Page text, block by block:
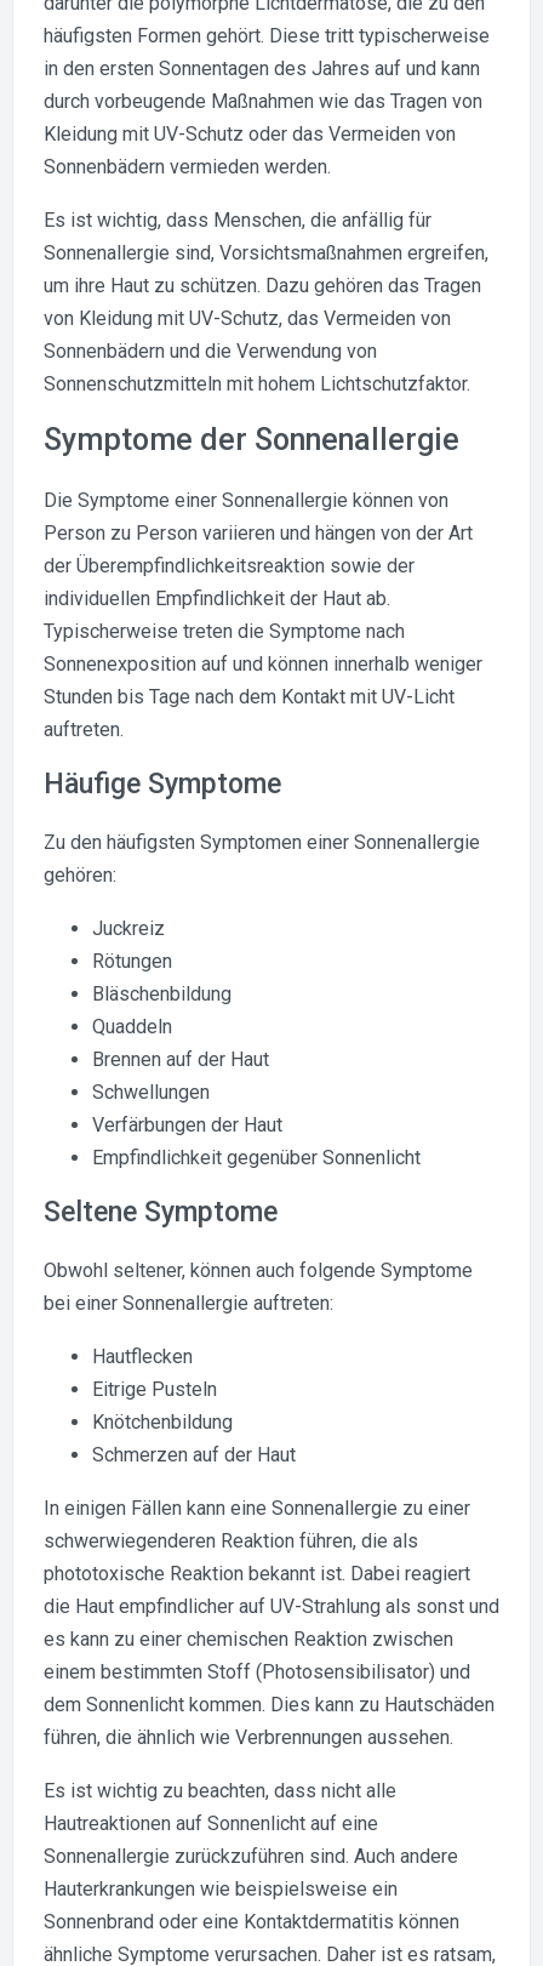
häufigsten Formen gehört. Diese tritt typischerweise
in den ersten Sonnentagen des Jahres auf und kann
durch vorbeugende Maßnahmen wie das Tragen von
Kleidung mit UV-Schutz oder das Vermeiden von
Sonnenbädern vermieden werden.
Es ist wichtig, dass Menschen, die anfällig für
Sonnenallergie sind, Vorsichtsmaßnahmen ergreifen,
um ihre Haut zu schützen. Dazu gehören das Tragen
von Kleidung mit UV-Schutz, das Vermeiden von
Sonnenbädern und die Verwendung von
Sonnenschutzmitteln mit hohem Lichtschutzfaktor.
Symptome der Sonnenallergie
Die Symptome einer Sonnenallergie können von
Person zu Person variieren und hängen von der Art
der Überempfindlichkeitsreaktion sowie der
individuellen Empfindlichkeit der Haut ab.
Typischerweise treten die Symptome nach
Sonnenexposition auf und können innerhalb weniger
Stunden bis Tage nach dem Kontakt mit UV-Licht
auftreten.
Häufige Symptome
Zu den häufigsten Symptomen einer Sonnenallergie
gehören:
Juckreiz
Rötungen
Bläschenbildung
Quaddeln
Brennen auf der Haut
Schwellungen
Verfärbungen der Haut
Empfindlichkeit gegenüber Sonnenlicht
Seltene Symptome
Obwohl seltener, können auch folgende Symptome
bei einer Sonnenallergie auftreten:
Hautflecken
Eitrige Pusteln
Knötchenbildung
Schmerzen auf der Haut
In einigen Fällen kann eine Sonnenallergie zu einer
schwerwiegenderen Reaktion führen, die als
phototoxische Reaktion bekannt ist. Dabei reagiert
die Haut empfindlicher auf UV-Strahlung als sonst und
es kann zu einer chemischen Reaktion zwischen
einem bestimmten Stoff (Photosensibilisator) und
dem Sonnenlicht kommen. Dies kann zu Hautschäden
führen, die ähnlich wie Verbrennungen aussehen.
Es ist wichtig zu beachten, dass nicht alle
Hautreaktionen auf Sonnenlicht auf eine
Sonnenallergie zurückzuführen sind. Auch andere
Hauterkrankungen wie beispielsweise ein
Sonnenbrand oder eine Kontaktdermatitis können
ähnliche Symptome verursachen. Daher ist es ratsam,